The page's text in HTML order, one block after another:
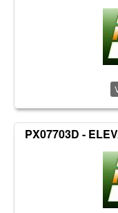
PX07703D -